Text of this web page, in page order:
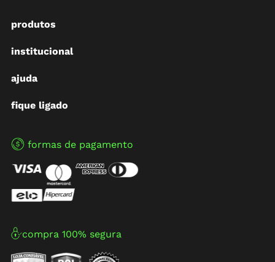
produtos
institucional
ajuda
fique ligado
formas de pagamento
compra 100% segura